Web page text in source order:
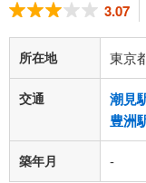
3.07
所在地 東京
交通 潮見
豊洲
築年月 -